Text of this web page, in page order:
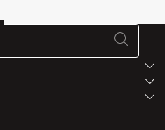
Bas de page